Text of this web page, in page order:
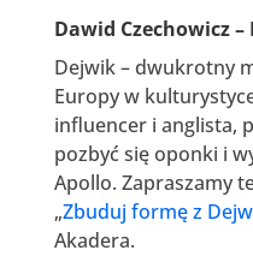
Dawid Czechowicz –
Dejwik – dwukrotny
Europy w
influencer i anglista,
pozbyć się oponki i
Apollo. Zapraszamy
„Zbuduj formę z
Akadera.